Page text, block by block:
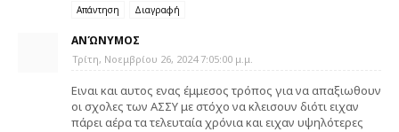
Απάντηση Διαγραφή
ΑΝΏΝΥΜΟΣ
Τρίτη, Νοεμβρίου 26, 2024 7:05:00 μ.μ.
Ειναι και αυτος ενας έμμεσος τρόπος για να απαξιωθουν
οι σχολες των ΑΣΣΥ με στόχο να κλεισουν διότι ειχαν
πάρει αέρα τα τελευταία χρόνια και ειχαν υψηλότερες